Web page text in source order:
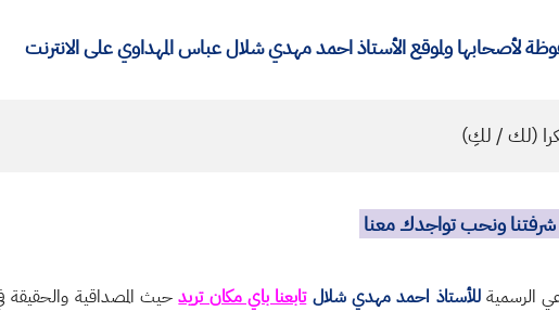
لأصحابها ولموقع الأستاذ احمد مهدي شلال عباس المهداوي على الانترنت
(لك / لكِ)
شرفتنا ونحب تواجدك معنا
الرسميةللأستاذ احمد مهدي شلال تابعنا باي مكان تريدحيث المصداقية والحقيقة